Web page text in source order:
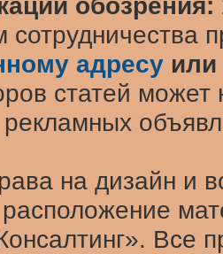
адресу
статей может
на дизайн и
Все